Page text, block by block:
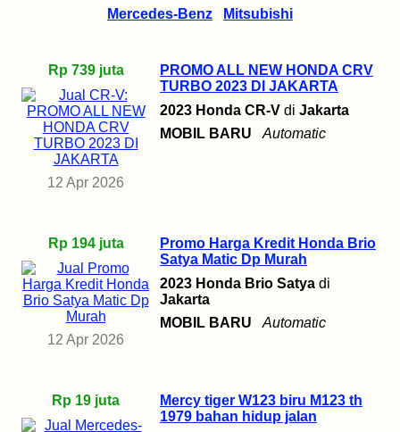
Mercedes-Benz
Mitsubishi
Rp 739 juta
12 Apr 2026
PROMO ALL NEW HONDA CRV
TURBO 2023 DI JAKARTA
2023 Honda CR-V di Jakarta
MOBIL BARU
Automatic
Rp 194 juta
12 Apr 2026
Promo Harga Kredit Honda Brio
Satya Matic Dp Murah
2023 Honda Brio Satya di
Jakarta
MOBIL BARU
Automatic
Rp 19 juta
Mercy tiger W123 biru M123 th
1979 bahan hidup jalan